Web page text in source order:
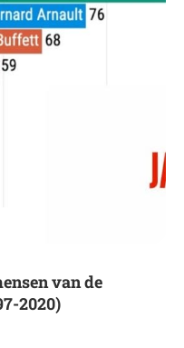
van de
2020)